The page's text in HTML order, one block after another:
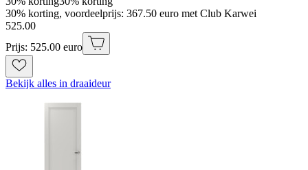
30% korting, voordeelprijs: 367.50 euro met Club Karwei
525.00
Prijs: 525.00 euro
Bekijk alles in draaideur